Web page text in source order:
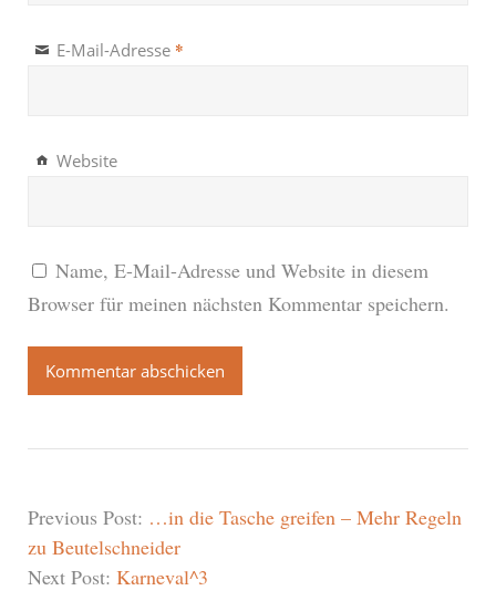
E-Mail-Adresse *
Website
Name, E-Mail-Adresse und Website in diesem
Browser für meinen nächsten Kommentar speichern.
Previous Post: …in die Tasche greifen – Mehr Regeln
zu Beutelschneider
Next Post: Karneval^3